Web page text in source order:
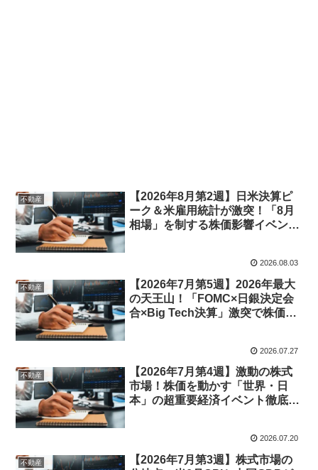
不動産
【2026年8月第2週】日米決算ピ
ーク＆米雇用統計が激突！「8月
相場」を制する株価影響イベント
2026.08.03
不動産
【2026年7月第5週】2026年最大
の天王山！「FOMC×日銀決定会
合×Big Tech決算」激突で株価・
2026.07.27
不動産
【2026年7月第4週】激動の株式
市場！株価を動かす「世界・日
本」の超重要経済イベント徹底予
2026.07.20
不動産
【2026年7月第3週】株式市場の